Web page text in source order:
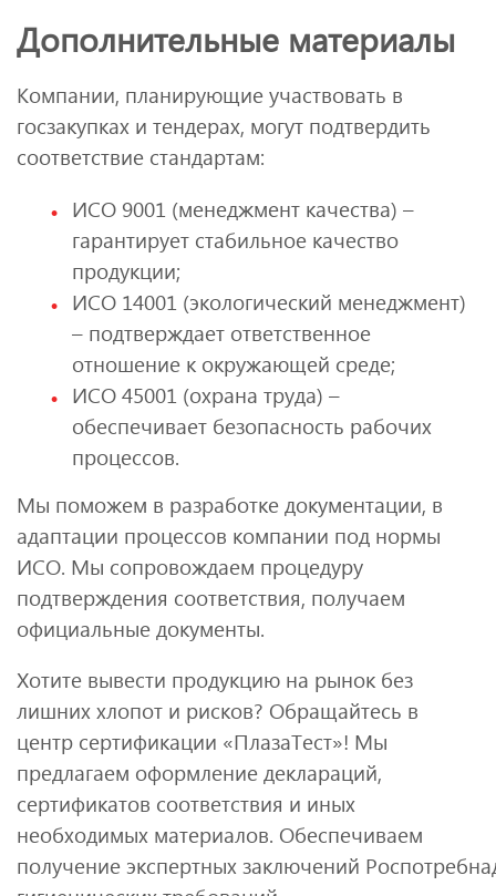
Дополнительные материалы
Компании, планирующие участвовать в
госзакупках и тендерах, могут подтвердить
соответствие стандартам:
ИСО 9001 (менеджмент качества) –
гарантирует стабильное качество
продукции;
ИСО 14001 (экологический менеджмент)
– подтверждает ответственное
отношение к окружающей среде;
ИСО 45001 (охрана труда) –
обеспечивает безопасность рабочих
процессов.
Мы поможем в разработке документации, в
адаптации процессов компании под нормы
ИСО. Мы сопровождаем процедуру
подтверждения соответствия, получаем
официальные документы.
Хотите вывести продукцию на рынок без
лишних хлопот и рисков? Обращайтесь в
центр сертификации «ПлазаТест»! Мы
предлагаем оформление деклараций,
сертификатов соответствия и иных
необходимых материалов. Обеспечиваем
получение экспертных заключений